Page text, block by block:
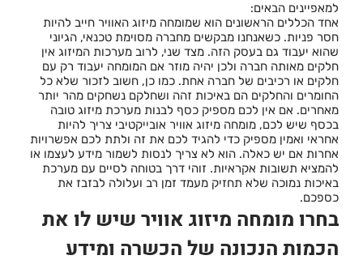
למאפיינים הבאים:
אחד הכללים הראשונים הוא שמומחה מיזוג האוויר חייב להיות
חסר פניות. כשאנחנו מבקשים מחברה מסוימת טכנאי, הגיוני
שהוא יעבוד גם בעסק הזה. מצד שני, לרוב מערכות המיזוג אין
חלקים מאותה חברה ולכן יהיה מוזר אם המומחה יעבוד רק עם
חלקים או רכיבים של חברה אחת. כמו כן, חשוב לזכור שלא כל
החומרים והחלקים הם באיכות זהה ושחלקם נשחקים מהר יותר
מאחרים. אם אין לכם מספיק כסף לבנות מערכת מיזוג טובה
בכסף שיש לכם, מומחה מיזוג אוויר אובייקטיבי צריך להיות
אחראי ואמין מספיק כדי להגיד לכם את זה ולתת לכם אפשרויות
אחרות אם יש כאלה. הוא לא צריך לנסות לשמור מידע לעצמו או
להמציא תשובות אקראיות. זוהי דרך בטוחה לסיים עם מערכת
באיכות נמוכה שלא תחזיק מעמד זמן רב ועלולה לבזבז את
כספכם.
בחרו מומחה מיזוג אוויר שיש לו את
הכמות הנכונה של הכשרה ומידע